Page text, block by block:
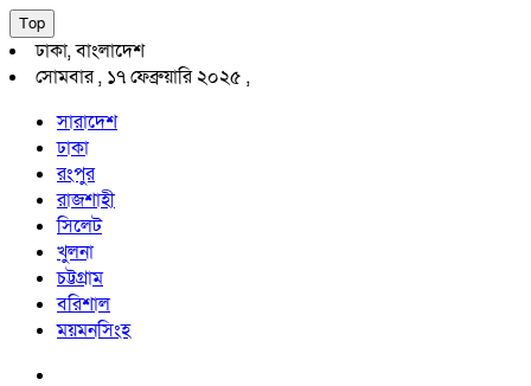
Top
ঢাকা, বাংলাদেশ
সোমবার , ১৭ ফেব্রুয়ারি ২০২৫ ,
সারাদেশ
ঢাকা
রংপুর
রাজশাহী
সিলেট
খুলনা
চট্টগ্রাম
বরিশাল
ময়মনসিংহ